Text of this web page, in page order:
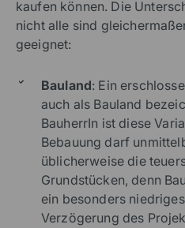
kaufen können. Die
nicht alle sind
geeignet:
Bauland: Ein
auch als Bauland
BauherrIn ist diese
Bebauung darf
üblicherweise die
Grundstücken, denn
ein besonders
Verzögerung des